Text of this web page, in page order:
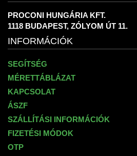
PROCONI HUNGÁRIA KFT.
1118 BUDAPEST, ZÓLYOM ÚT 11.
INFORMÁCIÓK
SEGÍTSÉG
MÉRETTÁBLÁZAT
KAPCSOLAT
ÁSZF
SZÁLLÍTÁSI INFORMÁCIÓK
FIZETÉSI MÓDOK
OTP